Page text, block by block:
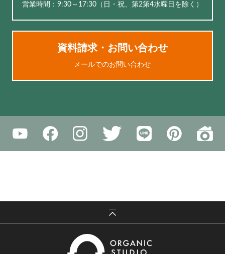
営業時間：9:30～17:30（⽇・祝、第2第4水曜日を除く）
資料請求・お問い合わせ
メールでのお問い合わせ